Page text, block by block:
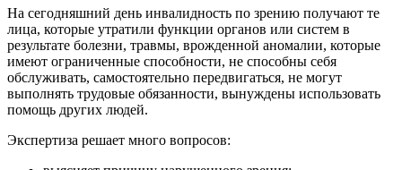
На сегодняшний день инвалидность по зрению получают те
лица, которые утратили функции органов или систем в
результате болезни, травмы, врожденной аномалии, которые
имеют ограниченные способности, не способны себя
обслуживать, самостоятельно передвигаться, не могут
выполнять трудовые обязанности, вынуждены использовать
помощь других людей.
Экспертиза решает много вопросов: